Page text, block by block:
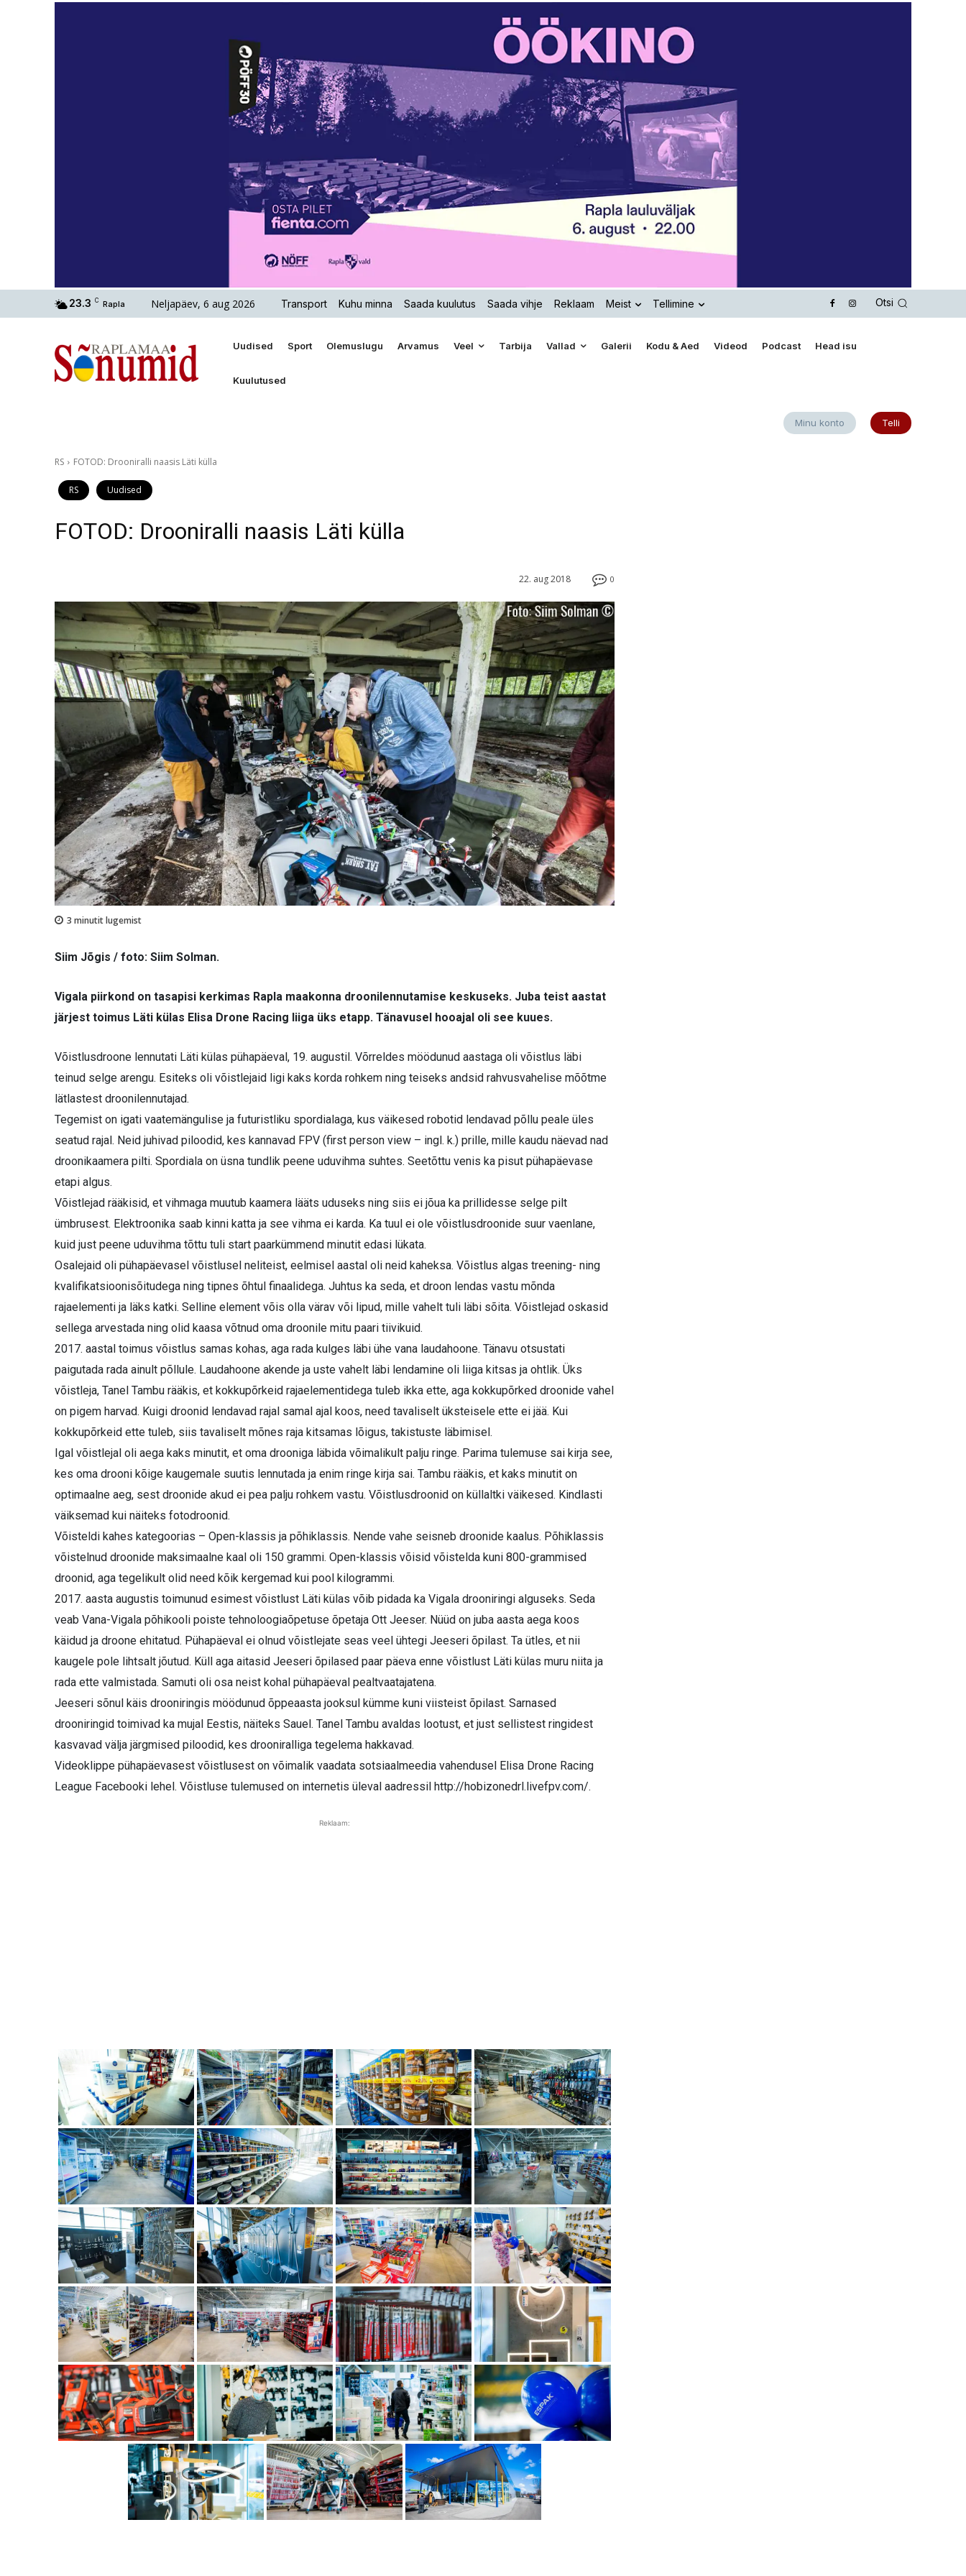
23.3 C Rapla Neljapäev, 6 aug 2026 Transport Kuhu minna Saada kuulutus Saada vihje Reklaam Meist Tellimine Otsi
Uudised Sport Olemuslugu Arvamus Veel Tarbija Vallad Galerii Kodu & Aed Videod Podcast Head isu
Kuulutused
Minu konto Telli
RS FOTOD: Drooniralli naasis Läti külla
RS Uudised
FOTOD: Drooniralli naasis Läti külla
0
22. aug 2018
3 minutit lugemist
Siim Jõgis / foto: Siim Solman.
Vigala piirkond on tasapisi kerkimas Rapla maakonna droonilennutamise keskuseks. Juba teist aastat
järjest toimus Läti külas Elisa Drone Racing liiga üks etapp. Tänavusel hooajal oli see kuues.
Võistlusdroone lennutati Läti külas pühapäeval, 19. augustil. Võrreldes möödunud aastaga oli võistlus läbi
teinud selge arengu. Esiteks oli võistlejaid ligi kaks korda rohkem ning teiseks andsid rahvusvahelise mõõtme
lätlastest droonilennutajad.
Tegemist on igati vaatemängulise ja futuristliku spordialaga, kus väikesed robotid lendavad põllu peale üles
seatud rajal. Neid juhivad piloodid, kes kannavad FPV (first person view – ingl. k.) prille, mille kaudu näevad nad
droonikaamera pilti. Spordiala on üsna tundlik peene uduvihma suhtes. Seetõttu venis ka pisut pühapäevase
etapi algus.
Võistlejad rääkisid, et vihmaga muutub kaamera lääts uduseks ning siis ei jõua ka prillidesse selge pilt
ümbrusest. Elektroonika saab kinni katta ja see vihma ei karda. Ka tuul ei ole võistlusdroonide suur vaenlane,
kuid just peene uduvihma tõttu tuli start paarkümmend minutit edasi lükata.
Osalejaid oli pühapäevasel võistlusel neliteist, eelmisel aastal oli neid kaheksa. Võistlus algas treening- ning
kvalifikatsioonisõitudega ning tipnes õhtul finaalidega. Juhtus ka seda, et droon lendas vastu mõnda
rajaelementi ja läks katki. Selline element võis olla värav või lipud, mille vahelt tuli läbi sõita. Võistlejad oskasid
sellega arvestada ning olid kaasa võtnud oma droonile mitu paari tiivikuid.
2017. aastal toimus võistlus samas kohas, aga rada kulges läbi ühe vana laudahoone. Tänavu otsustati
paigutada rada ainult põllule. Laudahoone akende ja uste vahelt läbi lendamine oli liiga kitsas ja ohtlik. Üks
võistleja, Tanel Tambu rääkis, et kokkupõrkeid rajaelementidega tuleb ikka ette, aga kokkupõrked droonide vahel
on pigem harvad. Kuigi droonid lendavad rajal samal ajal koos, need tavaliselt üksteisele ette ei jää. Kui
kokkupõrkeid ette tuleb, siis tavaliselt mõnes raja kitsamas lõigus, takistuste läbimisel.
Igal võistlejal oli aega kaks minutit, et oma drooniga läbida võimalikult palju ringe. Parima tulemuse sai kirja see,
kes oma drooni kõige kaugemale suutis lennutada ja enim ringe kirja sai. Tambu rääkis, et kaks minutit on
optimaalne aeg, sest droonide akud ei pea palju rohkem vastu. Võistlusdroonid on küllaltki väikesed. Kindlasti
väiksemad kui näiteks fotodroonid.
Võisteldi kahes kategoorias – Open-klassis ja põhiklassis. Nende vahe seisneb droonide kaalus. Põhiklassis
võistelnud droonide maksimaalne kaal oli 150 grammi. Open-klassis võisid võistelda kuni 800-grammised
droonid, aga tegelikult olid need kõik kergemad kui pool kilogrammi.
2017. aasta augustis toimunud esimest võistlust Läti külas võib pidada ka Vigala drooniringi alguseks. Seda
veab Vana-Vigala põhikooli poiste tehnoloogiaõpetuse õpetaja Ott Jeeser. Nüüd on juba aasta aega koos
käidud ja droone ehitatud. Pühapäeval ei olnud võistlejate seas veel ühtegi Jeeseri õpilast. Ta ütles, et nii
kaugele pole lihtsalt jõutud. Küll aga aitasid Jeeseri õpilased paar päeva enne võistlust Läti külas muru niita ja
rada ette valmistada. Samuti oli osa neist kohal pühapäeval pealtvaatajatena.
Jeeseri sõnul käis drooniringis möödunud õppeaasta jooksul kümme kuni viisteist õpilast. Sarnased
drooniringid toimivad ka mujal Eestis, näiteks Sauel. Tanel Tambu avaldas lootust, et just sellistest ringidest
kasvavad välja järgmised piloodid, kes drooniralliga tegelema hakkavad.
Videoklippe pühapäevasest võistlusest on võimalik vaadata sotsiaalmeedia vahendusel Elisa Drone Racing
League Facebooki lehel. Võistluse tulemused on internetis üleval aadressil http://hobizonedrl.livefpv.com/.
Reklaam: